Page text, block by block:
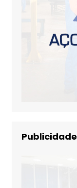
Publicidade